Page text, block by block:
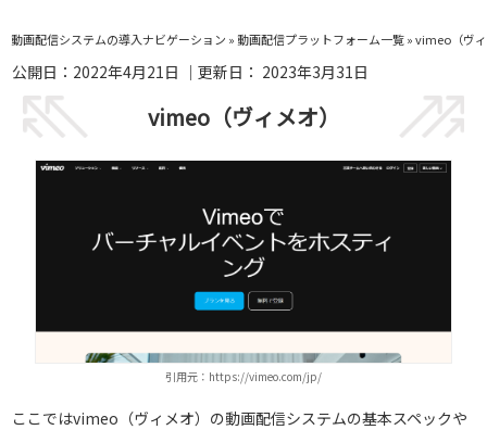
動画配信システムの導入ナビゲーション »動画配信プラットフォーム一覧»vimeo（ヴ
公開日： 2022年4月21日 ｜更新日： 2023年3月31日
vimeo（ヴィメオ）
引用元：https://vimeo.com/jp/
ここではvimeo（ヴィメオ）の動画配信システムの基本スペックや